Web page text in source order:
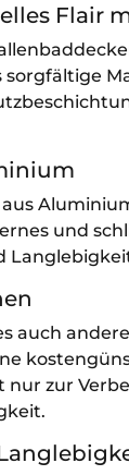
Flair
sorgfältige
und
auch
zur